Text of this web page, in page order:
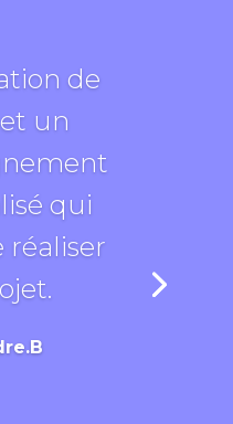
de
un
qui
réaliser